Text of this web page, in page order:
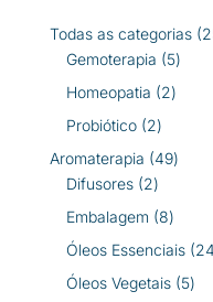
Todas as categorias
Gemoterapia 55
Homeopatia 22
Probiótico 22
produtos
Aromaterapia 4949
Difusores 22
produtos
Embalagem 88
Óleos Essenciais 24
Óleos Vegetais 55